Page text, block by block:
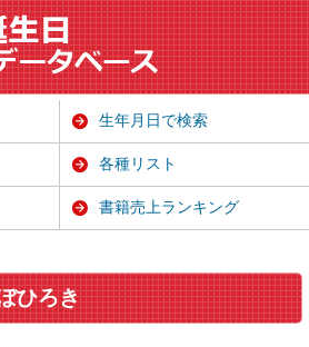
ひろき
生年月日で検索
各種リスト
書籍売上ランキング